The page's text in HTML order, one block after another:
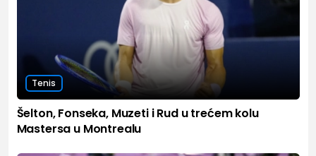
Tenis
Šelton, Fonseka, Muzeti i Rud u trećem kolu
Mastersa u Montrealu